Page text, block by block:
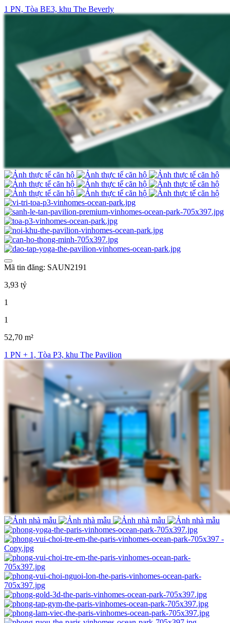
1 PN, Tòa BE3, khu The Beverly
Mã tin đăng: SAUN2191
3,93 tỷ
1
1
52,70 m²
1 PN + 1, Tòa P3, khu The Pavilion